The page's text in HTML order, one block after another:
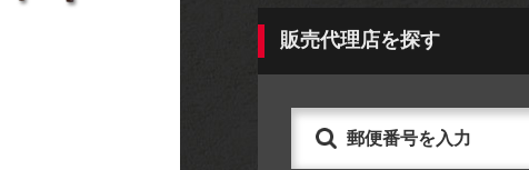
販売代理店を探す